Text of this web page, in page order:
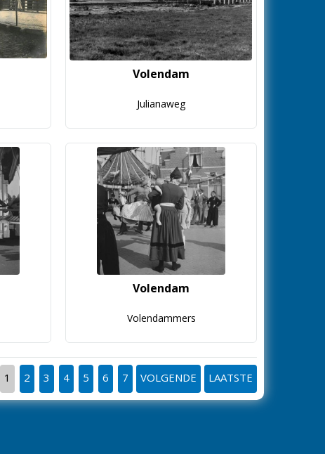
Volendam
Julianaweg
Volendam
Volendammers
1 2 3 4 5 6 7 VOLGENDE LAATSTE